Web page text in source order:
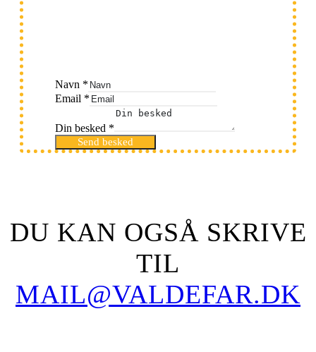
Navn *
Email *
Din besked *
Send besked
DU KAN OGSÅ SKRIVE
TIL
MAIL@VALDEFAR.DK